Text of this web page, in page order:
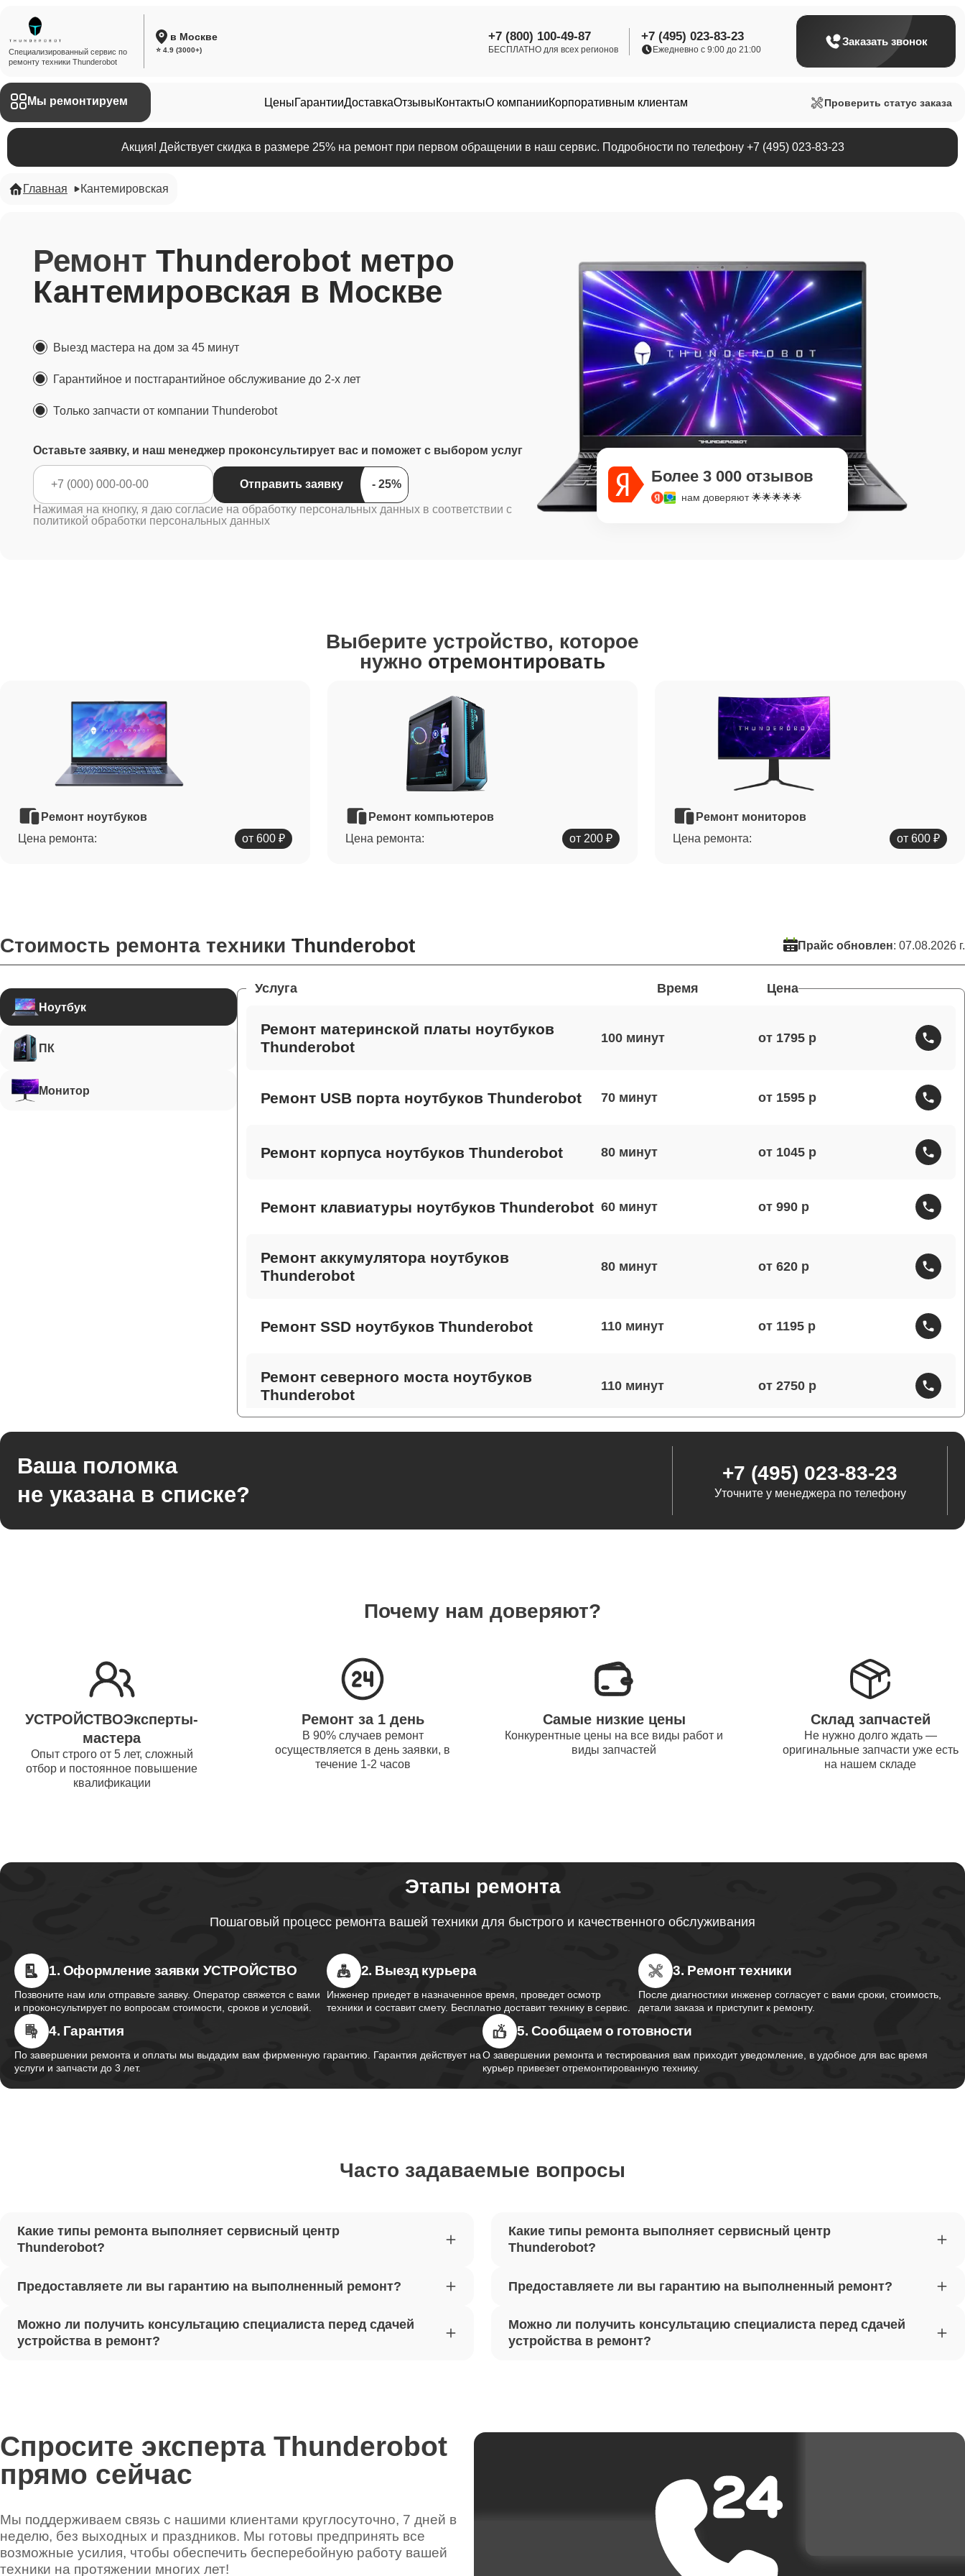
Специализированный сервис по
ремонту техники Thunderobot
в Москве
⭐ 4.9 (3000+)
+7 (800) 100-49-87
БЕСПЛАТНО для всех регионов
+7 (495) 023-83-23
Ежедневно с 9:00 до 21:00
Заказать звонок
Мы ремонтируем ЦеныГарантииДоставкаОтзывыКонтактыО компанииКорпоративным клиентам Проверить статус заказа
Акция! Действует скидка в размере 25% на ремонт при первом обращении в наш сервис. Подробности по телефону +7 (495) 023-83-23
Главная Кантемировская
Ремонт Thunderobot метро
Кантемировская в Москве
Выезд мастера на дом за 45 минут
Гарантийное и постгарантийное обслуживание до 2-х лет
Только запчасти от компании Thunderobot
Оставьте заявку, и наш менеджер проконсультирует вас и поможет с выбором услуг
Отправить заявку
Нажимая на кнопку, я даю согласие на обработку персональных данных в соответствии с
политикой обработки персональных данных
Более 3 000 отзывов
нам доверяют 🌟🌟🌟🌟🌟
Выберите устройство, которое
нужно отремонтировать
Ремонт ноутбуков
Цена ремонта:
от 600 ₽
Ремонт компьютеров
Цена ремонта:
от 200 ₽
Ремонт мониторов
Цена ремонта:
от 600 ₽
Стоимость ремонта техники Thunderobot Прайс обновлен: 07.08.2026 г.
Ноутбук
ПК
Монитор
Услуга Время Цена
Ремонт материнской платы ноутбуков
Thunderobot
100 от 1795
Ремонт USB порта ноутбуков Thunderobot 70 от 1595
Ремонт корпуса ноутбуков Thunderobot 80 от 1045
Ремонт клавиатуры ноутбуков Thunderobot 60 от 990
Ремонт аккумулятора ноутбуков
Thunderobot
80 от 620
Ремонт SSD ноутбуков Thunderobot 110 от 1195
Ремонт северного моста ноутбуков
Thunderobot
110 от 2750
Ремонт системы охлаждения ноутбуков
Ремонт процессора ноутбуков Thunderobot 60
Ремонт оперативной памяти ноутбуков
Thunderobot
90
60 от 1595
Ремонт тачпада ноутбуков Thunderobot 70
Ремонт южного моста ноутбуков
Thunderobot
Ремонт контроллера питания ноутбуков
Thunderobot
Настройка Wi-Fi ноутбуков Thunderobot 120
Ремонт петель крышки ноутбуков
Thunderobot
60 от 1045
Ремонт вебкамеры ноутбуков Thunderobot 100 от 1620
Установка драйверов ноутбуков
60
от 3700
Ремонт видеокарты ноутбуков Thunderobot
Ваша поломка
не указана в списке?
+7 (495) 023-83-23
Уточните у менеджера по телефону
Почему нам доверяют?
УСТРОЙСТВОЭксперты-
мастера
Опыт строго от 5 лет, сложный
отбор и постоянное повышение
квалификации
Ремонт за 1 день
В 90% случаев ремонт
осуществляется в день заявки, в
течение 1-2 часов
Самые низкие цены
Конкурентные цены на все виды работ и
виды запчастей
Склад запчастей
Не нужно долго ждать —
оригинальные запчасти уже есть
на нашем складе
Этапы ремонта
Пошаговый процесс ремонта вашей техники для быстрого и качественного обслуживания
1. Оформление заявки УСТРОЙСТВО
Позвоните нам или отправьте заявку. Оператор свяжется с вами
и проконсультирует по вопросам стоимости, сроков и условий.
2. Выезд курьера
Инженер приедет в назначенное время, проведет осмотр
техники и составит смету. Бесплатно доставит технику в сервис.
3. Ремонт техники
После диагностики инженер согласует с вами сроки, стоимость,
детали заказа и приступит к ремонту.
4. Гарантия
По завершении ремонта и оплаты мы выдадим вам фирменную гарантию. Гарантия действует на
услуги и запчасти до 3 лет.
5. Сообщаем о готовности
О завершении ремонта и тестирования вам приходит уведомление, в удобное для вас время
курьер привезет отремонтированную технику.
Часто задаваемые вопросы
Какие типы ремонта выполняет сервисный центр
Thunderobot?
Предоставляете ли вы гарантию на выполненный ремонт?
Можно ли получить консультацию специалиста перед сдачей
устройства в ремонт?
Какие типы ремонта выполняет сервисный центр
Thunderobot?
Предоставляете ли вы гарантию на выполненный ремонт?
Можно ли получить консультацию специалиста перед сдачей
устройства в ремонт?
Спросите эксперта Thunderobot
прямо сейчас
Мы поддерживаем связь с нашими клиентами круглосуточно, 7 дней в
неделю, без выходных и праздников. Мы готовы предпринять все
возможные усилия, чтобы обеспечить бесперебойную работу вашей
техники на протяжении многих лет!